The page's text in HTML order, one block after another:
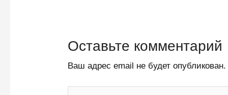
Оставьте комментарий
Ваш адрес email не будет опубликован.